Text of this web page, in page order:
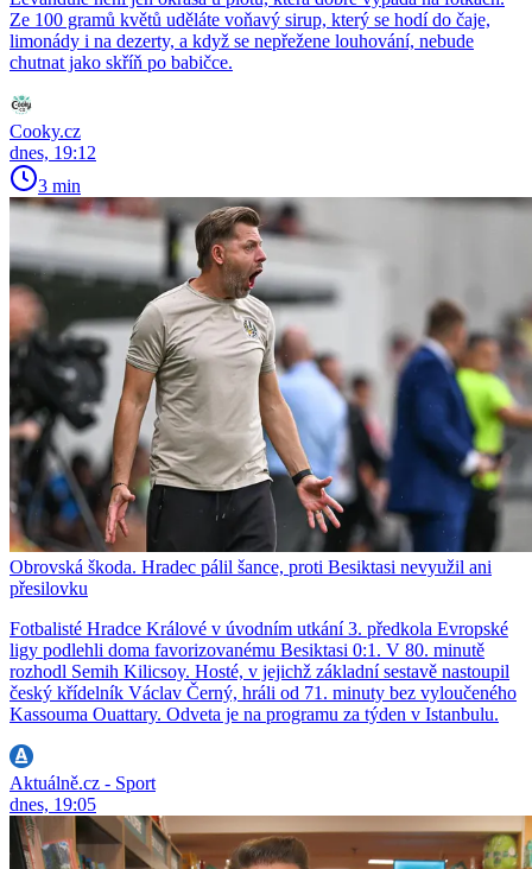
Ze 100 gramů květů uděláte voňavý sirup, který se hodí do čaje,
limonády i na dezerty, a když se nepřežene louhování, nebude
chutnat jako skříň po babičce.
Cooky.cz
dnes, 19:12
3 min
Obrovská škoda. Hradec pálil šance, proti Besiktasi nevyužil ani
přesilovku
Fotbalisté Hradce Králové v úvodním utkání 3. předkola Evropské
ligy podlehli doma favorizovanému Besiktasi 0:1. V 80. minutě
rozhodl Semih Kilicsoy. Hosté, v jejichž základní sestavě nastoupil
český křídelník Václav Černý, hráli od 71. minuty bez vyloučeného
Kassouma Ouattary. Odveta je na programu za týden v Istanbulu.
Aktuálně.cz - Sport
dnes, 19:05